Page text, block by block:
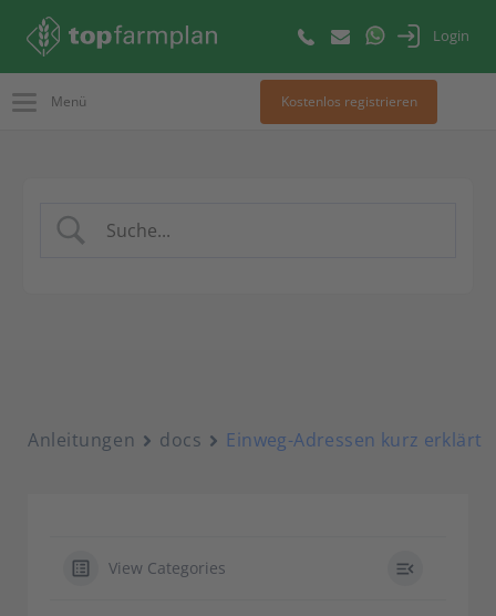
Login
Menü Kostenlos registrieren
Anleitungen docs Einweg-Adressen kurz erklärt
View Categories